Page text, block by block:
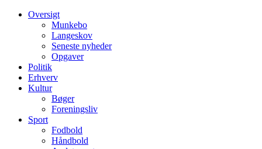
Oversigt
Munkebo
Langeskov
Seneste nyheder
Opgaver
Politik
Erhverv
Kultur
Bøger
Foreningsliv
Sport
Fodbold
Håndbold